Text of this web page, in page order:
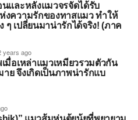
นและหลังแมวจรจัดได้รับ
งความรักของทาสแมว ทำให้
ๆ เปลี่ยนมาน่ารักได้จริง! (ภาค
years ago
มื่อเหล่าแมวเหมียวรวมตัวกัน
ย จึงเกิดเป็นภาพน่ารักแบ